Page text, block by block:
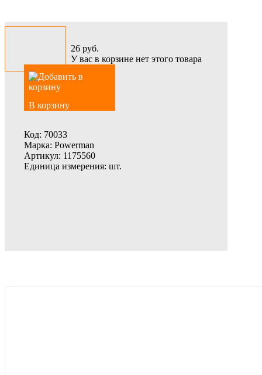
26 руб.
У вас в корзине нет этого товара
В корзину
Код: 70033
Марка: Powerman
Артикул: 1175560
Единица измерения: шт.